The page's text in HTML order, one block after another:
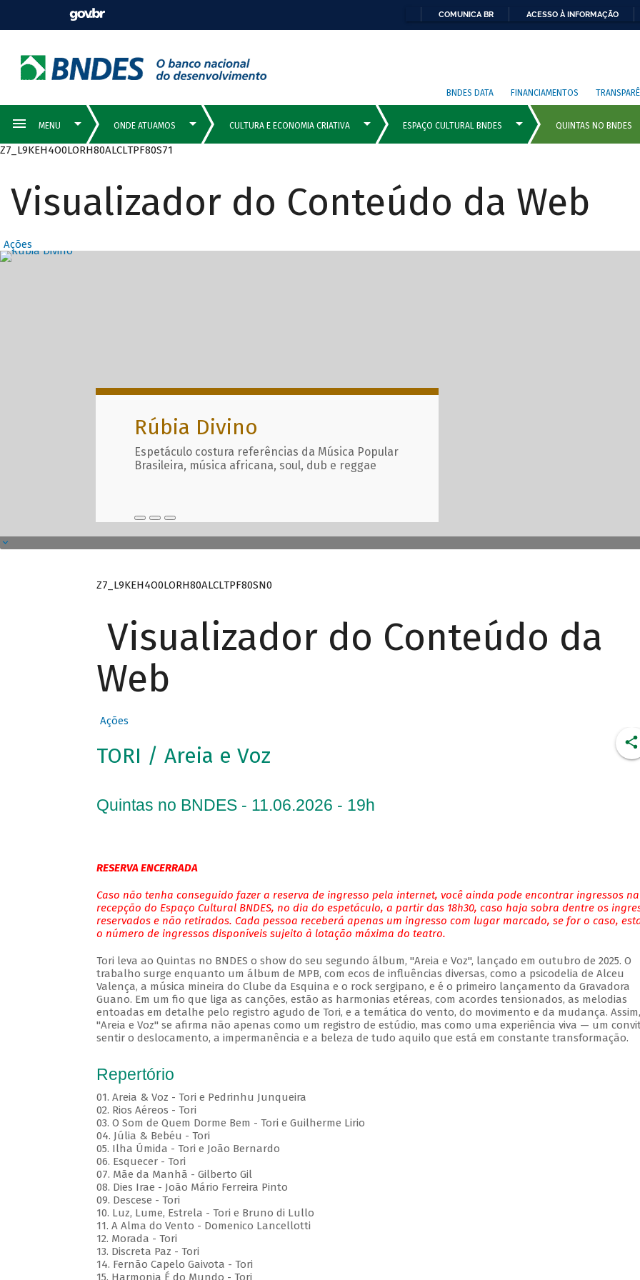
COMUNICA BR ACESSO À INFORMAÇÃO
BNDES DATA FINANCIAMENTOS
Z7_L9KEH4O0LORH80ALCLTPF80S71
Visualizador do Conteúdo da Web
Ações
Destaques Principais com
Rúbia Divino
Espetáculo costura referências da Música Popular
Brasileira, música africana, soul, dub e reggae
Z7_L9KEH4O0LORH80ALCLTPF80SN0
Visualizador do Conteúdo da
Web
Ações
TORI / Areia e Voz
Quintas no BNDES - 11.06.2026 - 19h
RESERVA ENCERRADA
Caso não tenha conseguido fazer a reserva de ingresso pela internet, você ainda pode encontrar ingressos na
recepção do Espaço Cultural BNDES, no dia do espetáculo, a partir das 18h30, caso haja sobra dentre os
reservados e não retirados. Cada pessoa receberá apenas um ingresso com lugar marcado, se for o caso,
o número de ingressos disponíveis sujeito à lotação máxima do teatro.
Tori leva ao Quintas no BNDES o show do seu segundo álbum, "Areia e Voz", lançado em outubro de 2025. O
trabalho surge enquanto um álbum de MPB, com ecos de influências diversas, como a psicodelia de Alceu
Valença, a música mineira do Clube da Esquina e o rock sergipano, e é o primeiro lançamento da Gravadora
Guano. Em um fio que liga as canções, estão as harmonias etéreas, com acordes tensionados, as melodias
entoadas em detalhe pelo registro agudo de Tori, e a temática do vento, do movimento e da mudança. Assim,
"Areia e Voz" se afirma não apenas como um registro de estúdio, mas como uma experiência viva — um
sentir o deslocamento, a impermanência e a beleza de tudo aquilo que está em constante transformação.
Repertório
01. Areia & Voz - Tori e Pedrinhu Junqueira
02. ⁠Rios Aéreos - Tori
03. O Som de Quem Dorme Bem - Tori e Guilherme Lirio
04. Júlia & Bebéu - Tori
05. Ilha Úmida - Tori e João Bernardo
06. Esquecer - Tori
07. Mãe da Manhã - Gilberto Gil
08. Dies Irae - João Mário Ferreira Pinto
09. Descese - Tori
10. Luz, Lume, Estrela - Tori e Bruno di Lullo
11. A Alma do Vento - Domenico Lancellotti
12. Morada - Tori
13. Discreta Paz - Tori
14. Fernão Capelo Gaivota - Tori